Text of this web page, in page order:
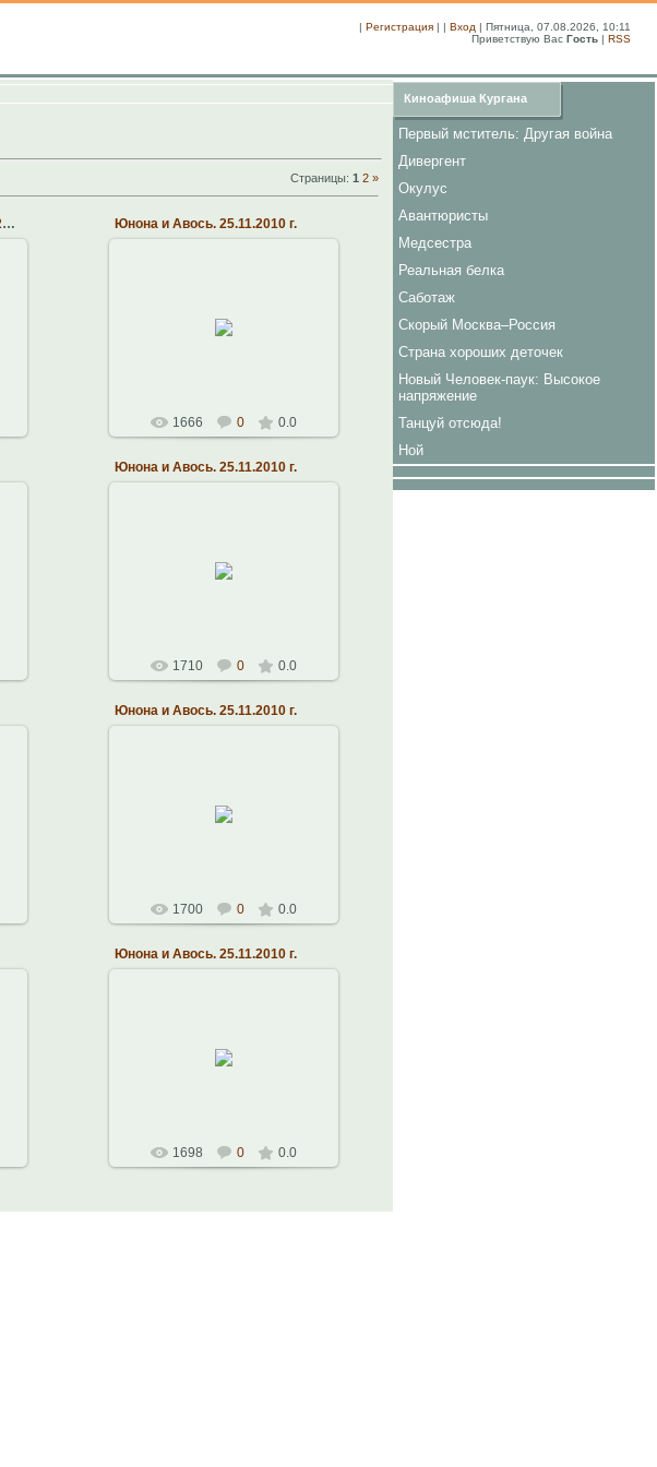
| Регистрация | | Вход | Пятница, 07.08.2026, 10:11
Приветствую Вас Гость | RSS
Страницы: 1 2 »
Интервью с артистами. 25.11.2010 г. Юнона и Авось. 25.11.2010 г.
21.11.2010 г.
Музыкальный театр Алексея
1666 0 0.0
Юнона и Авось. 25.11.2010 г.
21.11.2010 г.
Музыкальный театр Алексея
1710 0 0.0
Юнона и Авось. 25.11.2010 г.
21.11.2010 г.
Музыкальный театр Алексея
1700 0 0.0
Юнона и Авось. 25.11.2010 г.
25.11.2010 г.
Музыкальный театр Алексея
1698 0 0.0
Киноафиша Кургана
Первый мститель: Другая война
Дивергент
Окулус
Авантюристы
Медсестра
Реальная белка
Саботаж
Скорый Москва–Россия
Страна хороших деточек
Новый Человек-паук: Высокое
напряжение
Танцуй отсюда!
Ной